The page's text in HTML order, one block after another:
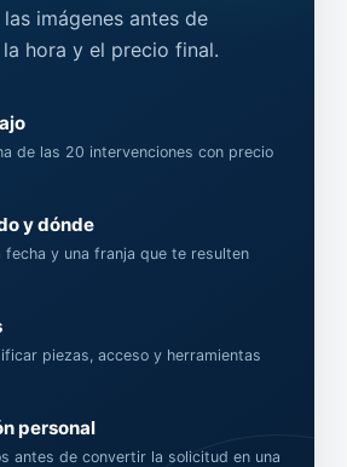
imágenes antes de
hora y el precio final.
de las 20 intervenciones con precio
y dónde
fecha y una franja que te resulten
piezas, acceso y herramientas
personal
antes de convertir la solicitud en una